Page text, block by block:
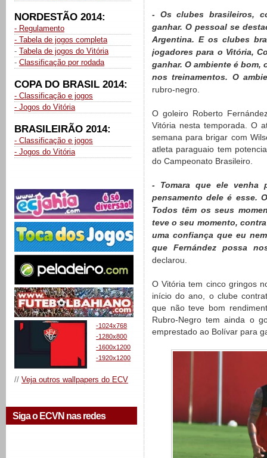
NORDESTÃO 2014:
- Regulamento
- Tabela de jogos completa
- Tabela de jogos do Vitória
- Classificação por rodada
COPA DO BRASIL 2014:
- Classificação e jogos
- Jogos do Vitória
BRASILEIRÃO 2014:
- Classificação e jogos
- Jogos do Vitória
-1024x768
-1280x800
-1600x1200
-1920x1200
// Veja outros wallpapers do ECV
Siga o ECVN nas redes
- Os clubes brasileiros,
ganhar. O pessoal se
Argentina. E os clubes
jogadores para o Vitória,
ganhar. O ambiente é
nos treinamentos. O
rubro-negro.
O goleiro Roberto
Vitória nesta temporada. O
semana para brigar com
atleta paraguaio tem
do Campeonato Brasileiro.
- Tomara que ele venha
pensamento dele é esse.
Todos têm os seus
teve o seu momento,
uma confiança que eu
que Fernández possa
declarou.
O Vitória tem cinco gringos
início do ano, o clube
que não teve bom
Rubro-Negro tem ainda o
emprestado ao Bolívar para